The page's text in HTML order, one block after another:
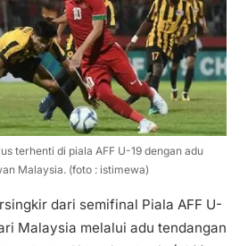
terhenti di piala AFF U-19 dengan adu
Malaysia. (foto : istimewa)
dari semifinal Piala AFF U-
Malaysia melalui adu tendangan